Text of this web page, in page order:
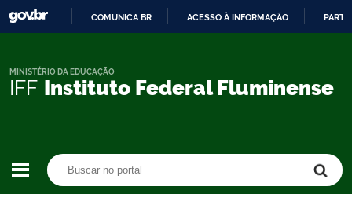
CONTEÚDO
COMUNICA BR ACESSO À INFORMAÇÃO
IFF Instituto Federal Fluminense
MINISTÉRIO DA EDUCAÇÃO